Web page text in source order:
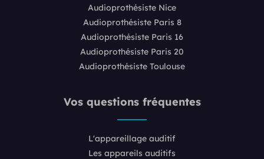
Audioprothésiste Nice
Audioprothésiste Paris 8
Audioprothésiste Paris 16
Audioprothésiste Paris 20
Audioprothésiste Toulouse
Vos questions fréquentes
L'appareillage auditif
Les appareils auditifs